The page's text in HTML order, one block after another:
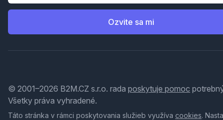
Ozvite sa mi
© 2001–2026 B2M.CZ s.r.o. rada poskytuje pomoc
Všetky práva vyhradené.
Táto stránka v rámci poskytovania služieb využíva cookies.